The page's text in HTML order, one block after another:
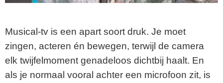
Musical-tv is een apart soort druk. Je moet
zingen, acteren én bewegen, terwijl de camera
elk twijfelmoment genadeloos dichtbij haalt. En
als je normaal vooral achter een microfoon zit, is